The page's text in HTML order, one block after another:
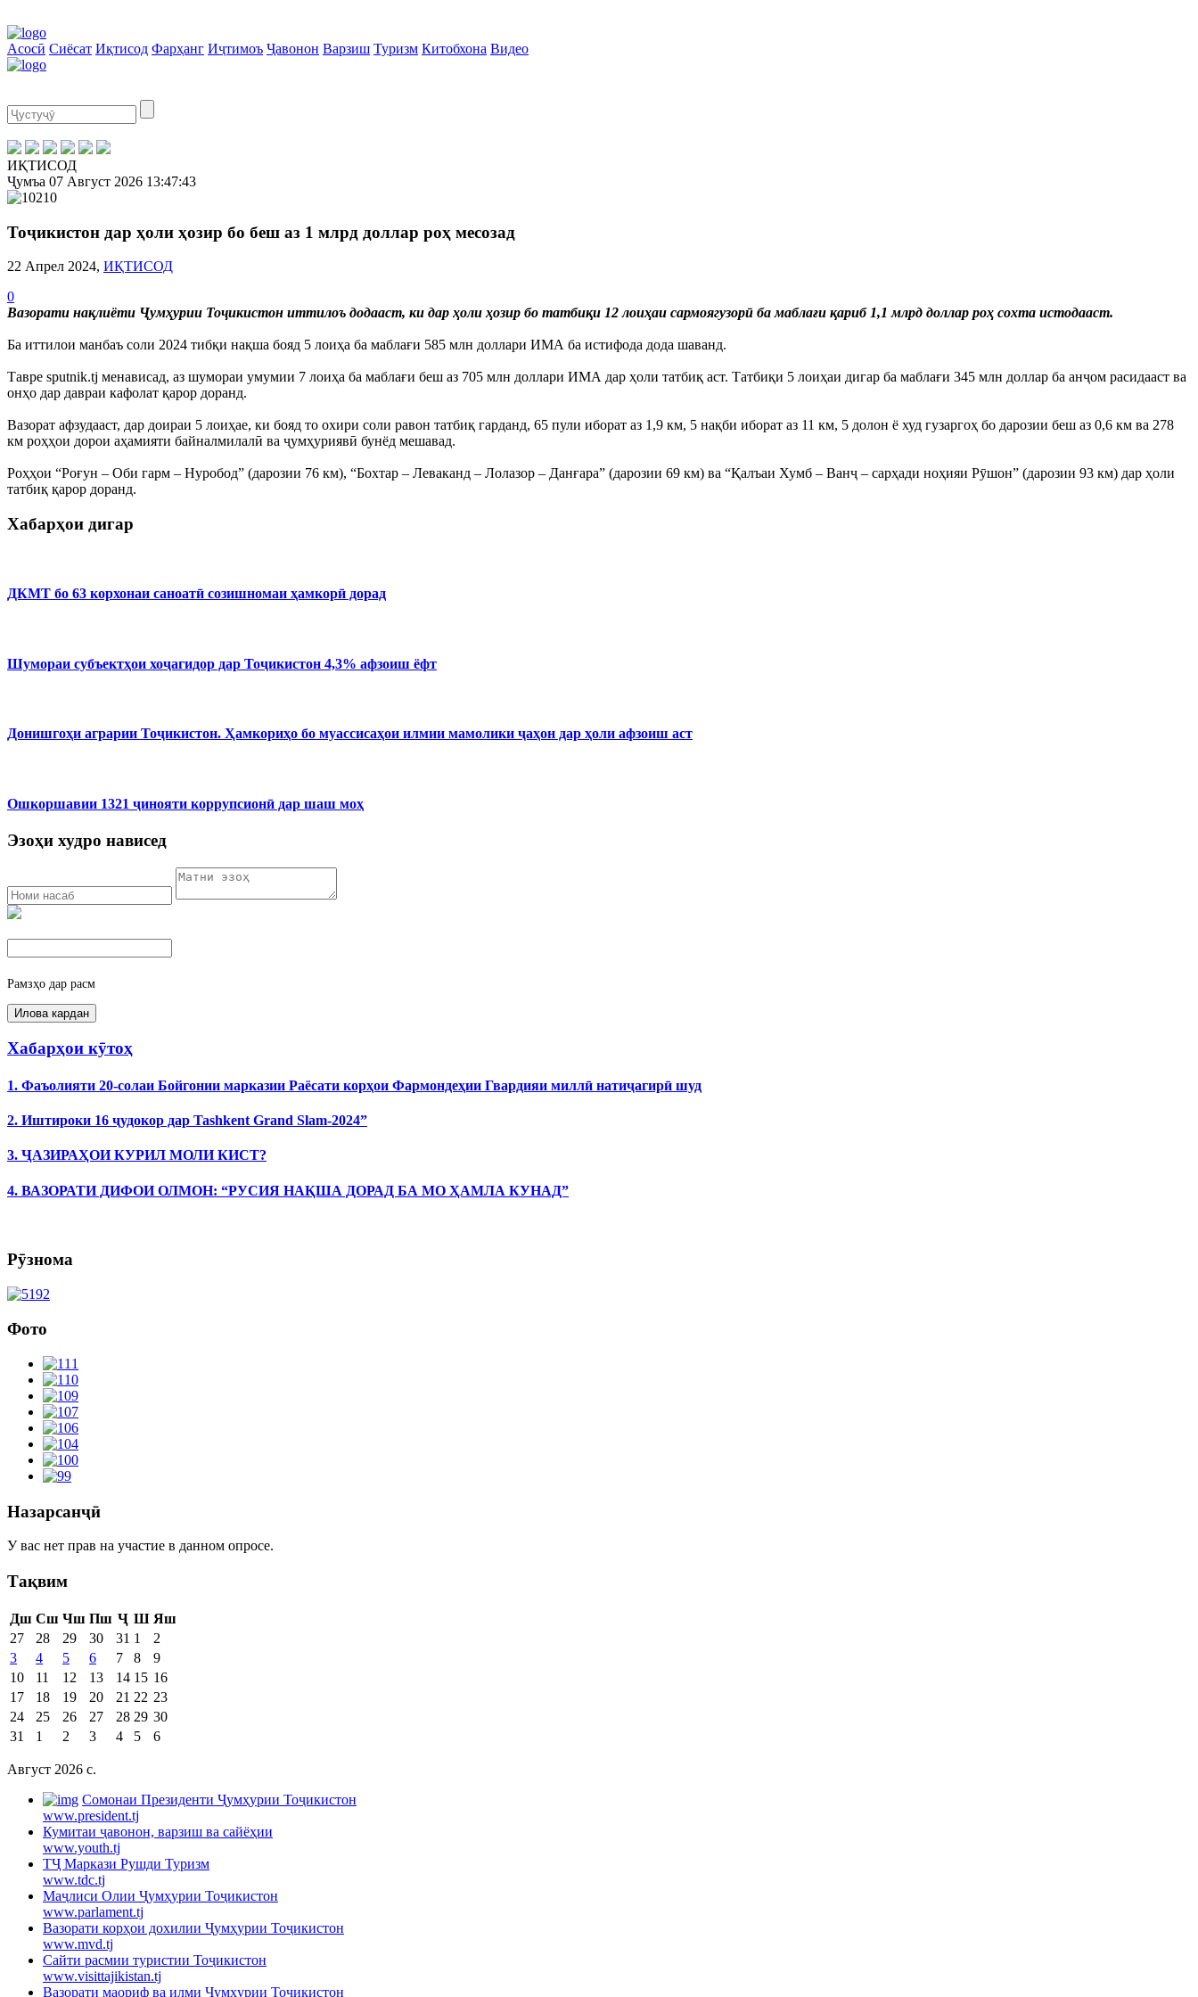
Асосӣ Сиёсат Иқтисод Фарҳанг Иҷтимоъ Ҷавонон Варзиш Туризм Китобхона Видео
ИҚТИСОД
Ҷумъа 07 Август 2026 13:47:43
Тоҷикистон дар ҳоли ҳозир бо беш аз 1 млрд доллар роҳ месозад
22 Апрел 2024, ИҚТИСОД
0
Вазорати нақлиёти Ҷумҳурии Тоҷикистон иттилоъ додааст, ки дар ҳоли ҳозир бо татбиқи 12 лоиҳаи сармоягузорӣ ба маблағи қариб 1,1 млрд доллар роҳ сохта истодааст.
Ба иттилои манбаъ соли 2024 тибқи нақша бояд 5 лоиҳа ба маблағи 585 млн доллари ИМА ба истифода дода шаванд.
Тавре sputnik.tj менависад, аз шумораи умумии 7 лоиҳа ба маблағи беш аз 705 млн доллари ИМА дар ҳоли татбиқ аст. Татбиқи 5 лоиҳаи дигар ба маблағи 345 млн доллар ба анҷом расидааст ва
онҳо дар давраи кафолат қарор доранд.
Вазорат афзудааст, дар доираи 5 лоиҳае, ки бояд то охири соли равон татбиқ гарданд, 65 пули иборат аз 1,9 км, 5 нақби иборат аз 11 км, 5 долон ё худ гузаргоҳ бо дарозии беш аз 0,6 км ва 278
км роҳҳои дорои аҳамияти байналмилалӣ ва ҷумҳуриявӣ бунёд мешавад.
Роҳҳои “Роғун – Оби гарм – Нуробод” (дарозии 76 км), “Бохтар – Леваканд – Лолазор – Данғара” (дарозии 69 км) ва “Қалъаи Хумб – Ванҷ – сарҳади ноҳияи Рӯшон” (дарозии 93 км) дар ҳоли
татбиқ қарор доранд.
Хабарҳои дигар
ДКМТ бо 63 корхонаи саноатӣ созишномаи ҳамкорӣ дорад
Шумораи субъектҳои хоҷагидор дар Тоҷикистон 4,3% афзоиш ёфт
Донишгоҳи аграрии Тоҷикистон. Ҳамкориҳо бо муассисаҳои илмии мамолики ҷаҳон дар ҳоли афзоиш аст
Ошкоршавии 1321 ҷинояти коррупсионӣ дар шаш моҳ
Эзоҳи худро нависед
Рамзҳо дар расм
Хабарҳои кӯтоҳ
1. Фаъолияти 20-солаи Бойгонии марказии Раёсати корҳои Фармондеҳии Гвардияи миллӣ натиҷагирӣ шуд
2. Иштироки 16 ҷудокор дар Tashkent Grand Slam-2024”
3. ҶАЗИРАҲОИ КУРИЛ МОЛИ КИСТ?
4. ВАЗОРАТИ ДИФОИ ОЛМОН: “РУСИЯ НАҚША ДОРАД БА МО ҲАМЛА КУНАД”
Рӯзнома
Фото
Назарсанҷӣ
У вас нет прав на участие в данном опросе.
Тақвим
Дш Сш Чш Пш Ҷ Ш Яш
27
28 29 30 31 1
2
3
4 5 6 7 8
9
10
11 12 13 14 15 16
17
18 19 20 21 22 23
24
25 26 27 28 29 30
31
1 2 3 4 5 6
Август 2026 c.
Cомонаи Президенти Ҷумҳурии Тоҷикистон
www.president.tj
Кумитаи ҷавонон, варзиш ва сайёҳии
www.youth.tj
ТҶ Маркази Рушди Туризм
www.tdc.tj
Маҷлиси Олии Ҷумҳурии Тоҷикистон
www.parlament.tj
Вазорати корҳои дохилии Ҷумҳурии Тоҷикистон
www.mvd.tj
Сайти расмии туристии Тоҷикистон
www.visittajikistan.tj
Вазорати маориф ва илми Ҷумҳурии Тоҷикистон